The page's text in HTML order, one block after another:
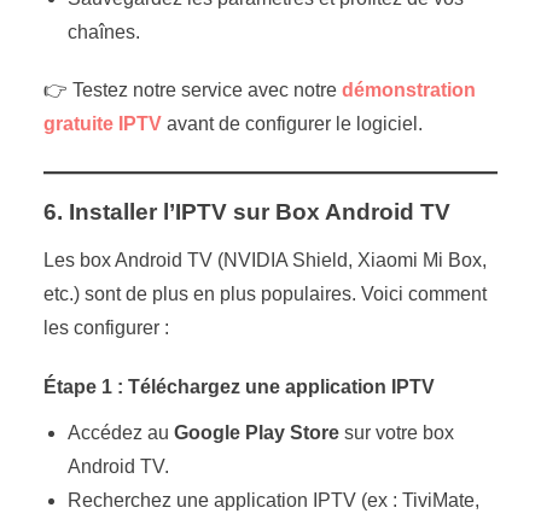
chaînes.
👉 Testez notre service avec notre démonstration
gratuite IPTVavant de configurer le logiciel.
6. Installer l’IPTV sur Box Android TV
Les box Android TV (NVIDIA Shield, Xiaomi Mi Box,
etc.) sont de plus en plus populaires. Voici comment
les configurer :
Étape 1 : Téléchargez une application IPTV
Accédez au Google Play Storesur votre box
Android TV.
Recherchez une application IPTV (ex : TiviMate,